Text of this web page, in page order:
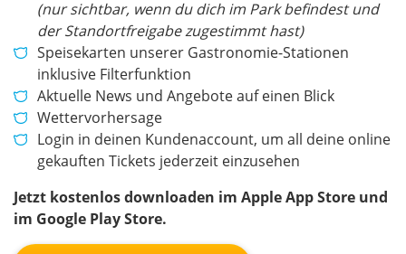
(nur sichtbar, wenn du dich im Park befindest und
der Standortfreigabe zugestimmt hast)
Speisekarten unserer Gastronomie-Stationen
inklusive Filterfunktion
Aktuelle News und Angebote auf einen Blick
Wettervorhersage
Login in deinen Kundenaccount, um all deine online
gekauften Tickets jederzeit einzusehen
Jetzt kostenlos downloaden im Apple App Store und
im Google Play Store.